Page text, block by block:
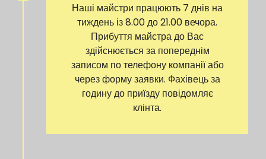
Наші майстри працюють 7 днів на
тиждень із 8.00 до 21.00 вечора.
Прибуття майстра до Вас
здійснюється за попереднім
записом по телефону компанії або
через форму заявки. Фахівець за
годину до приїзду повідомляє
клінта.